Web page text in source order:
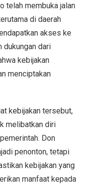
telah membuka jalan
di daerah
akses ke
dukungan dari
kebijakan
menciptakan
kebijakan tersebut,
melibatkan diri
Don
penonton, tetapi
kebijakan yang
manfaat kepada